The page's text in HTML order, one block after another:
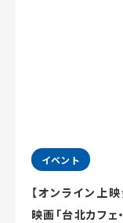
イベント
【オンライン
映画「台北カフェ